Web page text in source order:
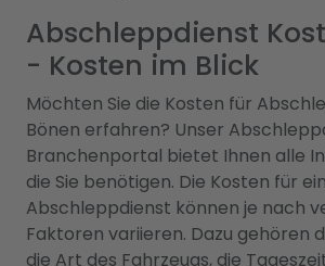
Abschleppdienst
- Kosten im Blick
Möchten Sie die Kosten für
Bönen erfahren? Unser
Branchenportal bietet Ihnen alle
die Sie benötigen. Die Kosten für
Abschleppdienst können je nach
Faktoren variieren. Dazu gehören
die Art des Fahrzeugs, die